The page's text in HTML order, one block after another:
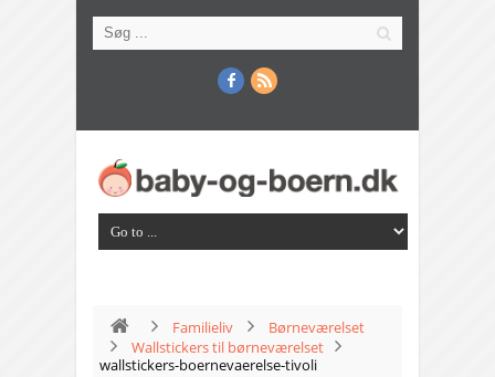
Familieliv
Børneværelset
Wallstickers til børneværelset
wallstickers-boernevaerelse-tivoli